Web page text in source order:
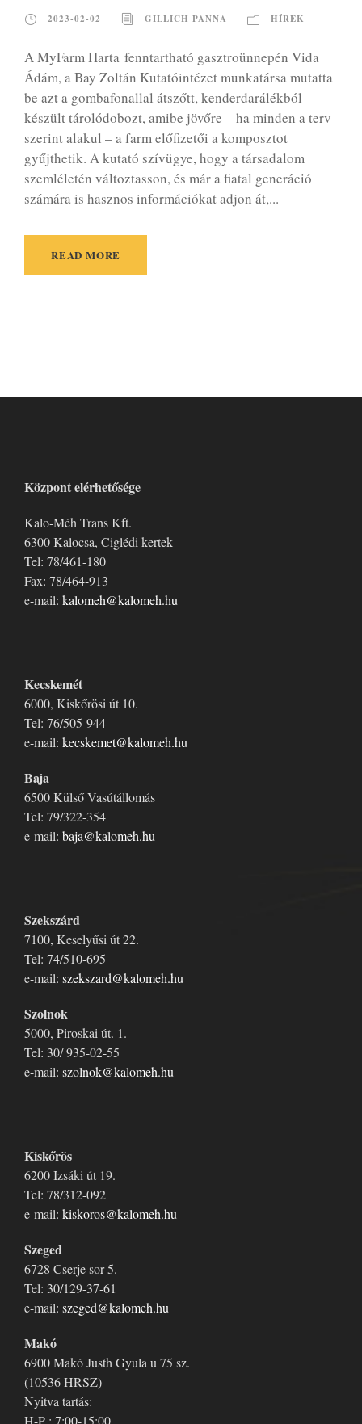
2023-02-02 GILLICH PANNA HÍREK
A MyFarm Harta fenntartható gasztroünnepén Vida
Ádám, a Bay Zoltán Kutatóintézet munkatársa mutatta
be azt a gombafonallal átszőtt, kenderdarálékból
készült tárolódobozt, amibe jövőre – ha minden a terv
szerint alakul – a farm előfizetői a komposztot
gyűjthetik. A kutató szívügye, hogy a társadalom
szemléletén változtasson, és már a fiatal generáció
számára is hasznos információkat adjon át,...
READ MORE
Központ elérhetősége
Kalo-Méh Trans Kft.
6300 Kalocsa, Ciglédi kertek
Tel: 78/461-180
Fax: 78/464-913
e-mail: kalomeh@kalomeh.hu
Kecskemét
6000, Kiskőrösi út 10.
Tel: 76/505-944
e-mail: kecskemet@kalomeh.hu
Baja
6500 Külső Vasútállomás
Tel: 79/322-354
e-mail: baja@kalomeh.hu
Szekszárd
7100, Keselyűsi út 22.
Tel: 74/510-695
e-mail: szekszard@kalomeh.hu
Szolnok
5000, Piroskai út. 1.
Tel: 30/ 935-02-55
e-mail: szolnok@kalomeh.hu
Kiskőrös
6200 Izsáki út 19.
Tel: 78/312-092
e-mail: kiskoros@kalomeh.hu
Szeged
6728 Cserje sor 5.
Tel: 30/129-37-61
e-mail: szeged@kalomeh.hu
Makó
6900 Makó Justh Gyula u 75 sz.
(10536 HRSZ)
Nyitva tartás:
H-P : 7:00-15:00